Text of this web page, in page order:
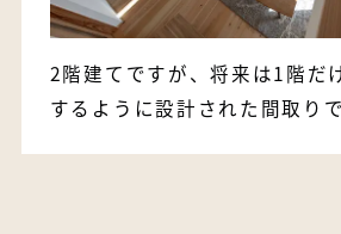
2階建てですが、将来は1階だ
するように設計された間取りで